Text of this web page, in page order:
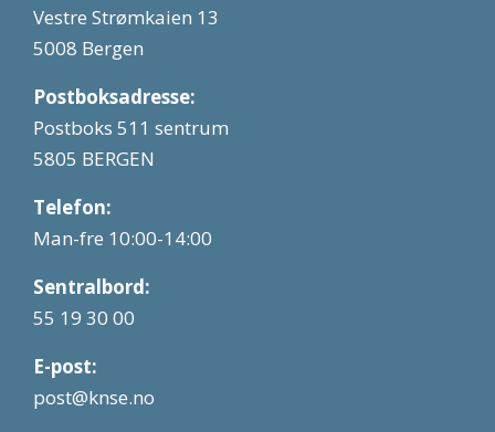
Vestre Strømkaien 13
5008 Bergen
Postboksadresse:
Postboks 511 sentrum
5805 BERGEN
Telefon:
Man-fre 10:00-14:00
Sentralbord:
55 19 30 00
E-post:
post@knse.no